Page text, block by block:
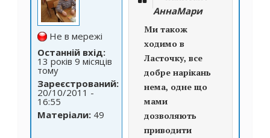
Не в мережі
Останній вхід:
13 років 9 місяців
тому
Зареєстрований:
20/10/2011 -
16:55
Матеріали: 49
АннаМари
Ми також
ходимо в
Ласточку, все
добре нарікань
нема, одне що
мами
дозволяють
приводити